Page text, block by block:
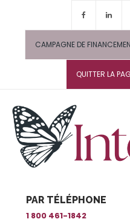
CAMPAGNE DE
QUITTER LA
PAR TÉLÉPHONE
1 800 461-1842